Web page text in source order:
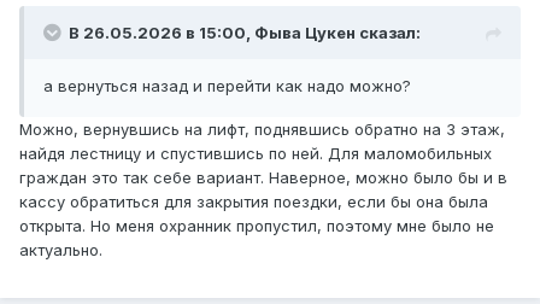
В 26.05.2026 в 15:00, Фыва Цукен сказал:
а вернуться назад и перейти как надо можно?
Можно, вернувшись на лифт, поднявшись обратно на 3 этаж,
найдя лестницу и спустившись по ней. Для маломобильных
граждан это так себе вариант. Наверное, можно было бы и в
кассу обратиться для закрытия поездки, если бы она была
открыта. Но меня охранник пропустил, поэтому мне было не
актуально.